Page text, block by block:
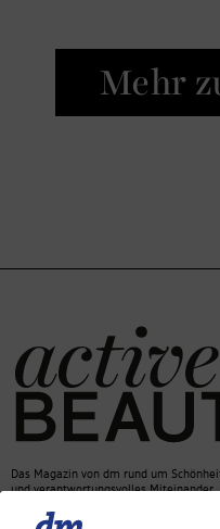
Mehr
Das Magazin von dm rund um
und verantwortungsvolles Miteinander.